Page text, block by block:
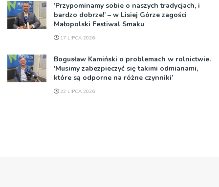
’Przypominamy sobie o naszych tradycjach, i
bardzo dobrze!’ – w Lisiej Górze zagości
Małopolski Festiwal Smaku
17 LIPCA 2026
Bogusław Kamiński o problemach w rolnictwie.
'Musimy zabezpieczyć się takimi odmianami,
które są odporne na różne czynniki’
22 LIPCA 2026